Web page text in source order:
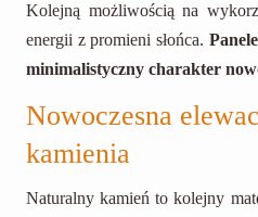
Kolejną możliwością na
energii z promieni słońca.
minimalistyczny charakter
Nowoczesna
kamienia
Naturalny kamień to kolejny